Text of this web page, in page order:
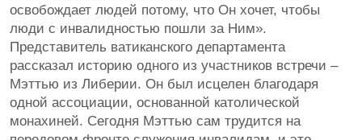
освобождает людей потому, что Он хочет, чтобы
люди с инвалидностью пошли за Ним».
Представитель ватиканского департамента
рассказал историю одного из участников встречи –
Мэттью из Либерии. Он был исцелен благодаря
одной ассоциации, основанной католической
монахиней. Сегодня Мэттью сам трудится на